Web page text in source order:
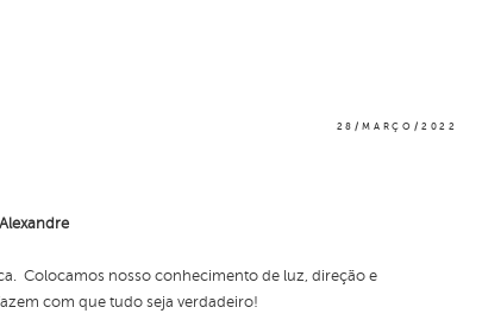
28/MARÇO/2022
Colocamos nosso conhecimento de luz, direção e
com que tudo seja verdadeiro!